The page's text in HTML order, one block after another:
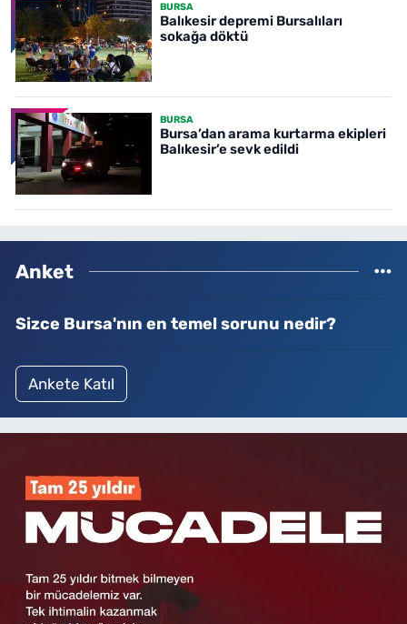
BURSA
Balıkesir depremi Bursalıları
sokağa döktü
BURSA
Bursa’dan arama kurtarma ekipleri
Balıkesir’e sevk edildi
Anket
Sizce Bursa'nın en temel sorunu nedir?
Ankete Katıl